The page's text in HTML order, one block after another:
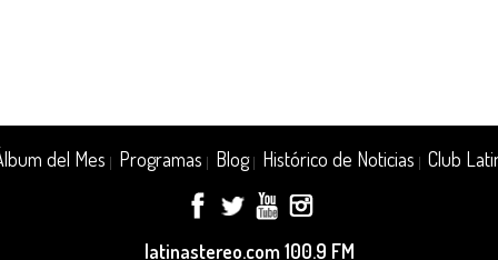
del Mes Programas Blog| Histórico de Noticias Club
latinastereo.com 100.9 FM